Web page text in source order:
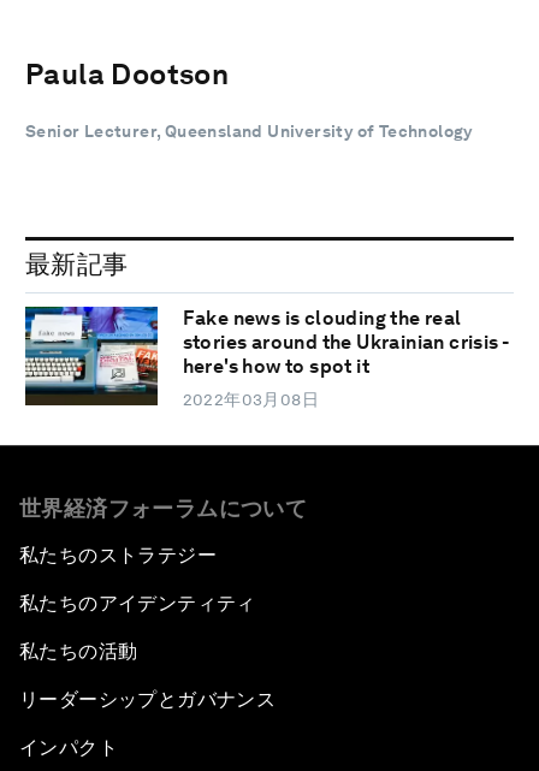
Paula Dootson
Senior Lecturer, Queensland University of Technology
最新記事
Fake news is clouding the real
stories around the Ukrainian crisis -
here's how to spot it
2022年03月08日
世界経済フォーラムについて
私たちのストラテジー
私たちのアイデンティティ
私たちの活動
リーダーシップとガバナンス
インパクト